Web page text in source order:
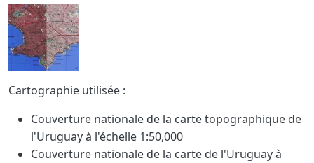
Imagen
Body
Cartographie utilisée :
Couverture nationale de la carte topographique de
l'Uruguay à l'échelle 1:50,000
Couverture nationale de la carte de l'Uruguay à